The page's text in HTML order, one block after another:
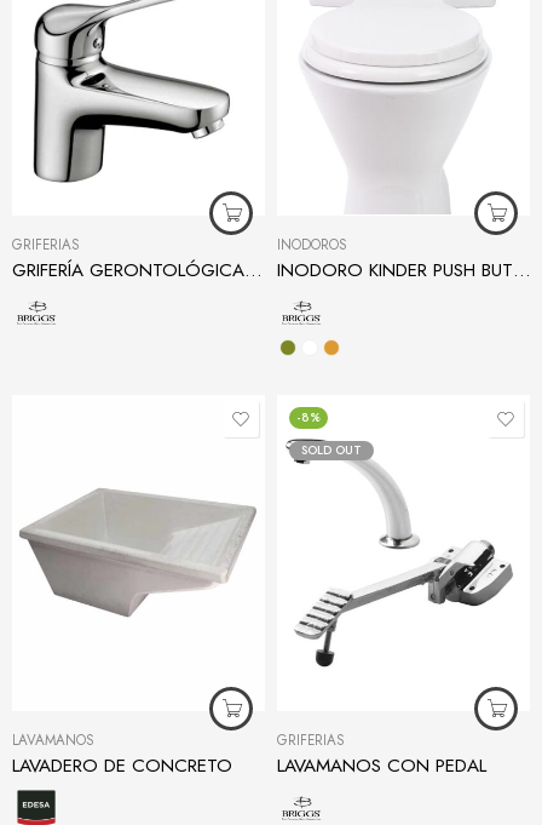
GRIFERÍAS
GRIFERÍA GERONTOLÓGICA PARA LAVAMANOS
INODOROS
INODORO KINDER PUSH BUTTON
LAVAMANOS
LAVADERO DE CONCRETO
-8%
SOLD OUT
GRIFERÍAS
LAVAMANOS CON PEDAL